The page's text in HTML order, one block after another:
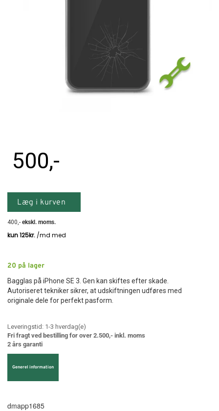
20 på lager
Bagglas på iPhone SE 3. Gen kan skiftes efter skade.
Autoriseret tekniker sikrer, at udskiftningen udføres med
originale dele for perfekt pasform.
500,-
Læg i kurven
400,- ekskl. moms.
Leveringstid: 1-3 hverdag(e)
Fri fragt ved bestilling for over 2.500,- inkl. moms
2 års garanti
Generel information
dmapp1685